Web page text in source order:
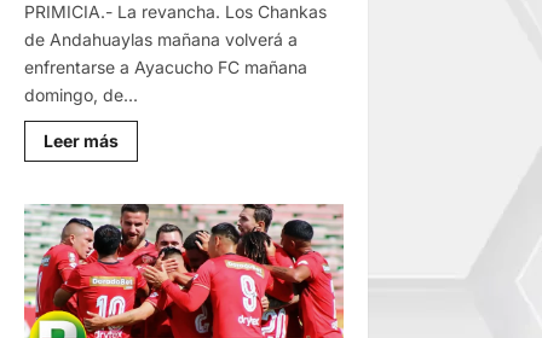
PRIMICIA.- La revancha. Los Chankas
de Andahuaylas mañana volverá a
enfrentarse a Ayacucho FC mañana
domingo, de...
Leer másLee
más
CHANKAS
MAÑANA
VUELVEN
A
ENFRENTARSE
CON
AYACUCHO
FC